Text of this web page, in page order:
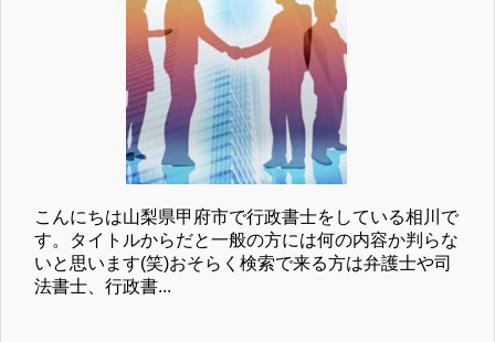
こんにちは山梨県甲府市で行政書士をしている相川で
す。タイトルからだと一般の方には何の内容か判らな
いと思います(笑)おそらく検索で来る方は弁護士や司
法書士、行政書...